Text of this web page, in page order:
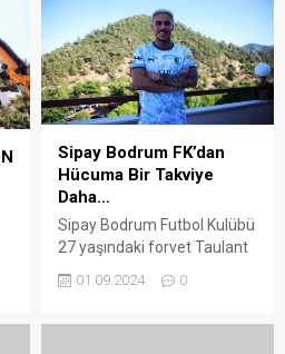
Sipay Bodrum FK’dan
Hücuma Bir Takviye
Daha…
Sipay Bodrum Futbol Kulübü
27 yaşındaki forvet Taulant
Seferi’yi kadrosuna kattı
Arena Bodrum Haber –
01.09.2024 0